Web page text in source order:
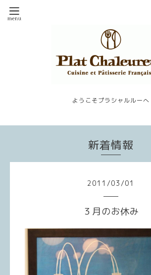
ようこそプラシャルルーへ
新着情報
2011 /03 /01
３月のお休み